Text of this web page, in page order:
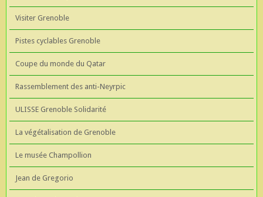
Visiter Grenoble
Pistes cyclables Grenoble
Coupe du monde du Qatar
Rassemblement des anti-Neyrpic
ULISSE Grenoble Solidarité
La végétalisation de Grenoble
Le musée Champollion
Jean de Gregorio